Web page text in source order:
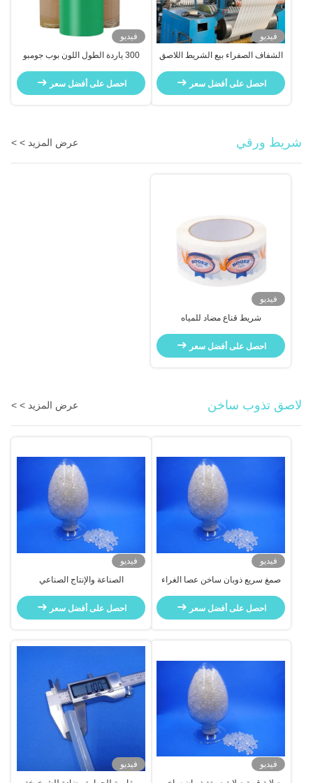
فيديو
الشفاف الصفراء بيع الشريط اللاصق
احصل على أفضل سعر
فيديو
300 ياردة الطول اللون بوب جومبو
احصل على أفضل سعر
شريط ورقي عرض المزيد > >
فيديو
شريط قناع مضاد للمياه
احصل على أفضل سعر
لاصق تذوب ساخن عرض المزيد > >
فيديو
صمغ سريع ذوبان ساخن عصا الغراء
احصل على أفضل سعر
فيديو
الصناعة والإنتاج الصناعي
احصل على أفضل سعر
فيديو
فيديو